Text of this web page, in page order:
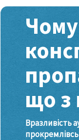
Вразливість
Чому
що з